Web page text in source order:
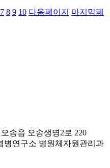
7 8 9 10 다음페이지
마지막페
송읍 오송생명2로 220
병연구소 병원체자원관리과